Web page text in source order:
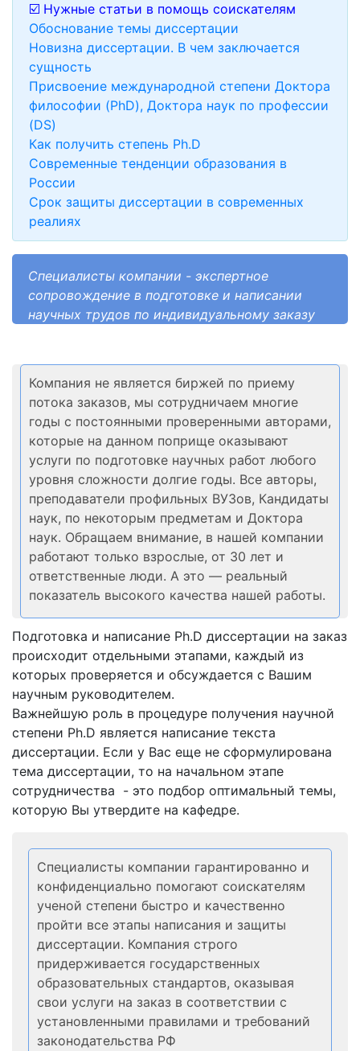
☑️ Нужные статьи в помощь соискателям
Обоснование темы диссертации
Новизна диссертации. В чем заключается
сущность
Присвоение международной степени Доктора
философии (PhD), Доктора наук по профессии
(DS)
Как получить степень Ph.D
Современные тенденции образования в
России
Срок защиты диссертации в современных
реалиях
Специалисты компании - экспертное
сопровождение в подготовке и написании
научных трудов по индивидуальному заказу
Компания не является биржей по приему
потока заказов, мы сотрудничаем многие
годы с постоянными проверенными авторами,
которые на данном поприще оказывают
услуги по подготовке научных работ любого
уровня сложности долгие годы. Все авторы,
преподаватели профильных ВУЗов, Кандидаты
наук, по некоторым предметам и Доктора
наук. Обращаем внимание, в нашей компании
работают только взрослые, от 30 лет и
ответственные люди. А это — реальный
показатель высокого качества нашей работы.
Подготовка и написание Ph.D диссертации на заказ
происходит отдельными этапами, каждый из
которых проверяется и обсуждается с Вашим
научным руководителем.
Важнейшую роль в процедуре получения научной
степени Ph.D является написание текста
диссертации. Если у Вас еще не сформулирована
тема диссертации, то на начальном этапе
сотрудничества - это подбор оптимальный темы,
которую Вы утвердите на кафедре.
Специалисты компании гарантированно и
конфиденциально помогают соискателям
ученой степени быстро и качественно
пройти все этапы написания и защиты
диссертации. Компания строго
придерживается государственных
образовательных стандартов, оказывая
свои услуги на заказ в соответствии с
установленными правилами и требований
законодательства РФ